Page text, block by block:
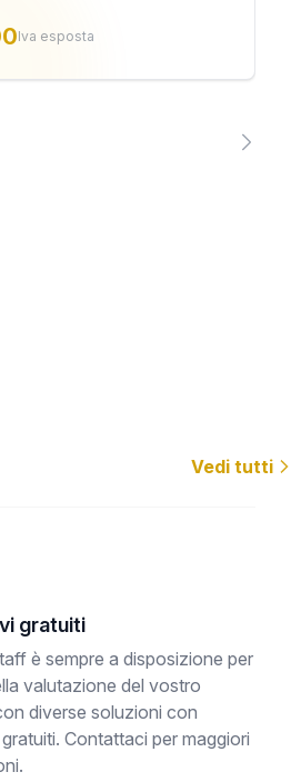
Iva esposta
Vedi tutti
gratuiti
è sempre a disposizione per
valutazione del vostro
diverse soluzioni con
Contattaci per maggiori